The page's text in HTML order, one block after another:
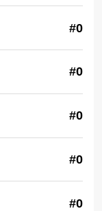
#0
#0
#0
#0
#0